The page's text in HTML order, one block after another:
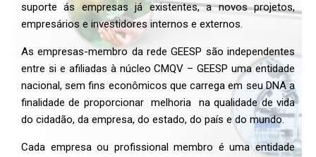
suporte ás empresas já existentes, a novos projetos,
empresários e investidores internos e externos.
As empresas-membro da rede GEESP são independentes
entre si e afiliadas à núcleo CMQV – GEESP uma entidade
nacional, sem fins econômicos que carrega em seu DNA a
finalidade de proporcionar melhoria na qualidade de vida
do cidadão, da empresa, do estado, do país e do mundo.
Cada empresa ou profissional membro é uma entidade